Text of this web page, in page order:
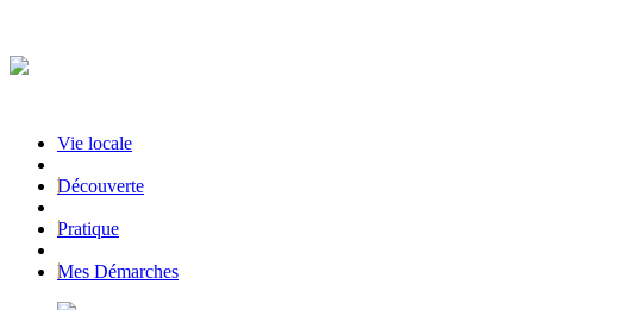
Vie locale
|Découverte
|Pratique
|Mes Démarches